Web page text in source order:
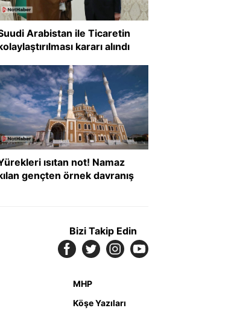
Arabistan ile Ticaretin
kararı alındı
ısıtan not! Namaz
gençten örnek davranış
Bizi Takip Edin
MHP
Köşe Yazıları